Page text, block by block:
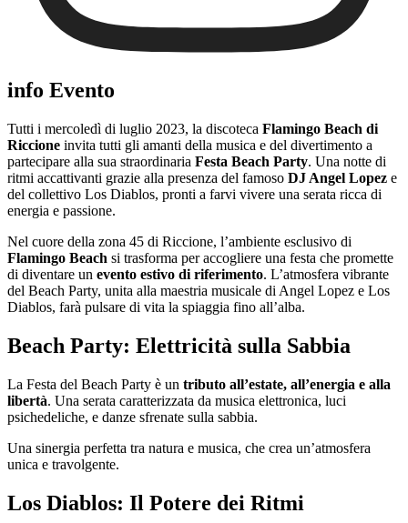
info Evento
Tutti i mercoledì di luglio 2023, la discoteca Flamingo Beach di
Riccione invita tutti gli amanti della musica e del divertimento a
partecipare alla sua straordinaria Festa Beach Party. Una notte di
ritmi accattivanti grazie alla presenza del famoso DJ Angel Lopez e
del collettivo Los Diablos, pronti a farvi vivere una serata ricca di
energia e passione.
Nel cuore della zona 45 di Riccione, l’ambiente esclusivo di
Flamingo Beach si trasforma per accogliere una festa che promette
di diventare un evento estivo di riferimento. L’atmosfera vibrante
del Beach Party, unita alla maestria musicale di Angel Lopez e Los
Diablos, farà pulsare di vita la spiaggia fino all’alba.
Beach Party: Elettricità sulla Sabbia
La Festa del Beach Party è un tributo all’estate, all’energia e alla
libertà. Una serata caratterizzata da musica elettronica, luci
psichedeliche, e danze sfrenate sulla sabbia.
Una sinergia perfetta tra natura e musica, che crea un’atmosfera
unica e travolgente.
Los Diablos: Il Potere dei Ritmi